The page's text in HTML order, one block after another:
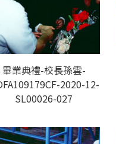
畢業典禮-校長孫雲-
2020-12-
SL00026-027